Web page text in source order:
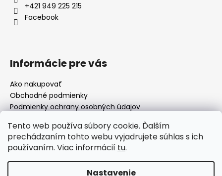
Tento web používa súbory cookie. Ďalším
prechádzaním tohto webu vyjadrujete súhlas s ich
používaním. Viac informácií tu.
Nastavenie
+421 949 225 215
Facebook
Informácie pre vás
Ako nakupovať
Obchodné podmienky
Podmienky ochrany osobných údajov